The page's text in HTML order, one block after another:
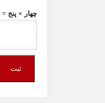
چهار × پنج =